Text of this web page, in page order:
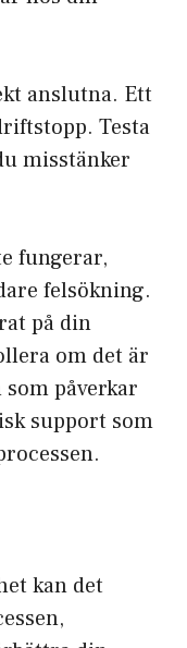
anslutna. Ett
Testa
misstänker
fungerar,
felsökning.
på din
om det är
påverkar
support som
kan det